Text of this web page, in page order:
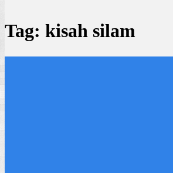
Tag: kisah silam